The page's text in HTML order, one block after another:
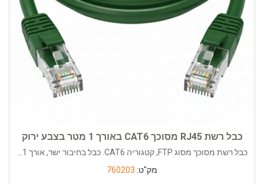
כבל רשת RJ45 מסוכך CAT6 באורך 1 מטר בצבע ירוק
כבל רשת מסוכך מסוג FTP, קטגוריה CAT6. כבל בחיבור ישר, אורך 1...
מק"ט: 760203